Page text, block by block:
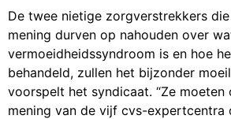
De twee nietige zorgverstrekkers
mening durven op nahouden over
vermoeidheidssyndroom is en hoe
behandeld, zullen het bijzonder
voorspelt het syndicaat. “Ze
mening van de vijf cvs-expertcentra